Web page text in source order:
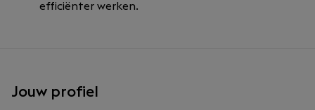
efficiënter werken.
Jouw profiel